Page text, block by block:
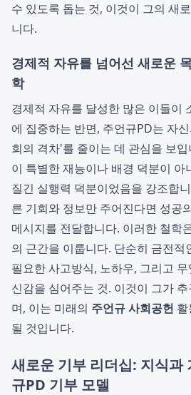
수 있도록 돕는 것, 이것이 그의 새
니다.
경제적 자유를 넘어선 새로운
학
경제적 자유를 달성한 많은 이들이
에 집중하는 반면, 주언규PD는 자
회의 격차'를 줄이는 데 관심을 보
이 특별한 재능이나 배경 덕분이 아
질긴 실행력 덕분이었음을 강조합
른 기회와 정보만 주어진다면 성공
메시지를 전달합니다. 이러한 철학
의 근간을 이룹니다. 단순히 금전적
필요한 사고방식, 노하우, 그리고
신감을 심어주는 것. 이것이 그가
며, 이는 미래의 주언규 사회공헌
될 것입니다.
새로운 기부 리더십: 지식과
규PD 기부 모델